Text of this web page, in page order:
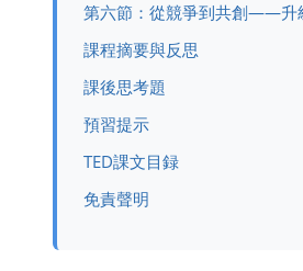
第六節：從競爭到共創——升
課程摘要與反思
課後思考題
預習提示
TED課文目録
免責聲明